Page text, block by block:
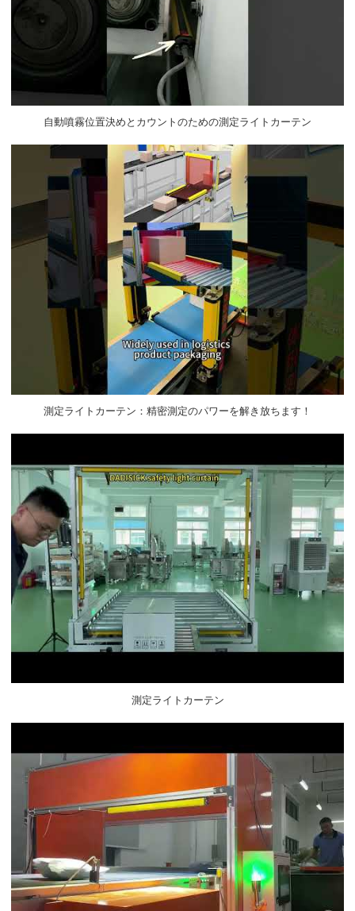
自動噴霧位置決めとカウントのための測定ライトカーテン
測定ライトカーテン：精密測定のパワーを解き放ちます！
測定ライトカーテン